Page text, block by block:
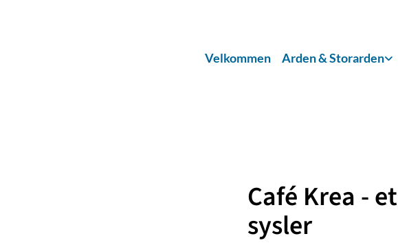
Velkommen Arden & Storarden
Café Krea -
sysler